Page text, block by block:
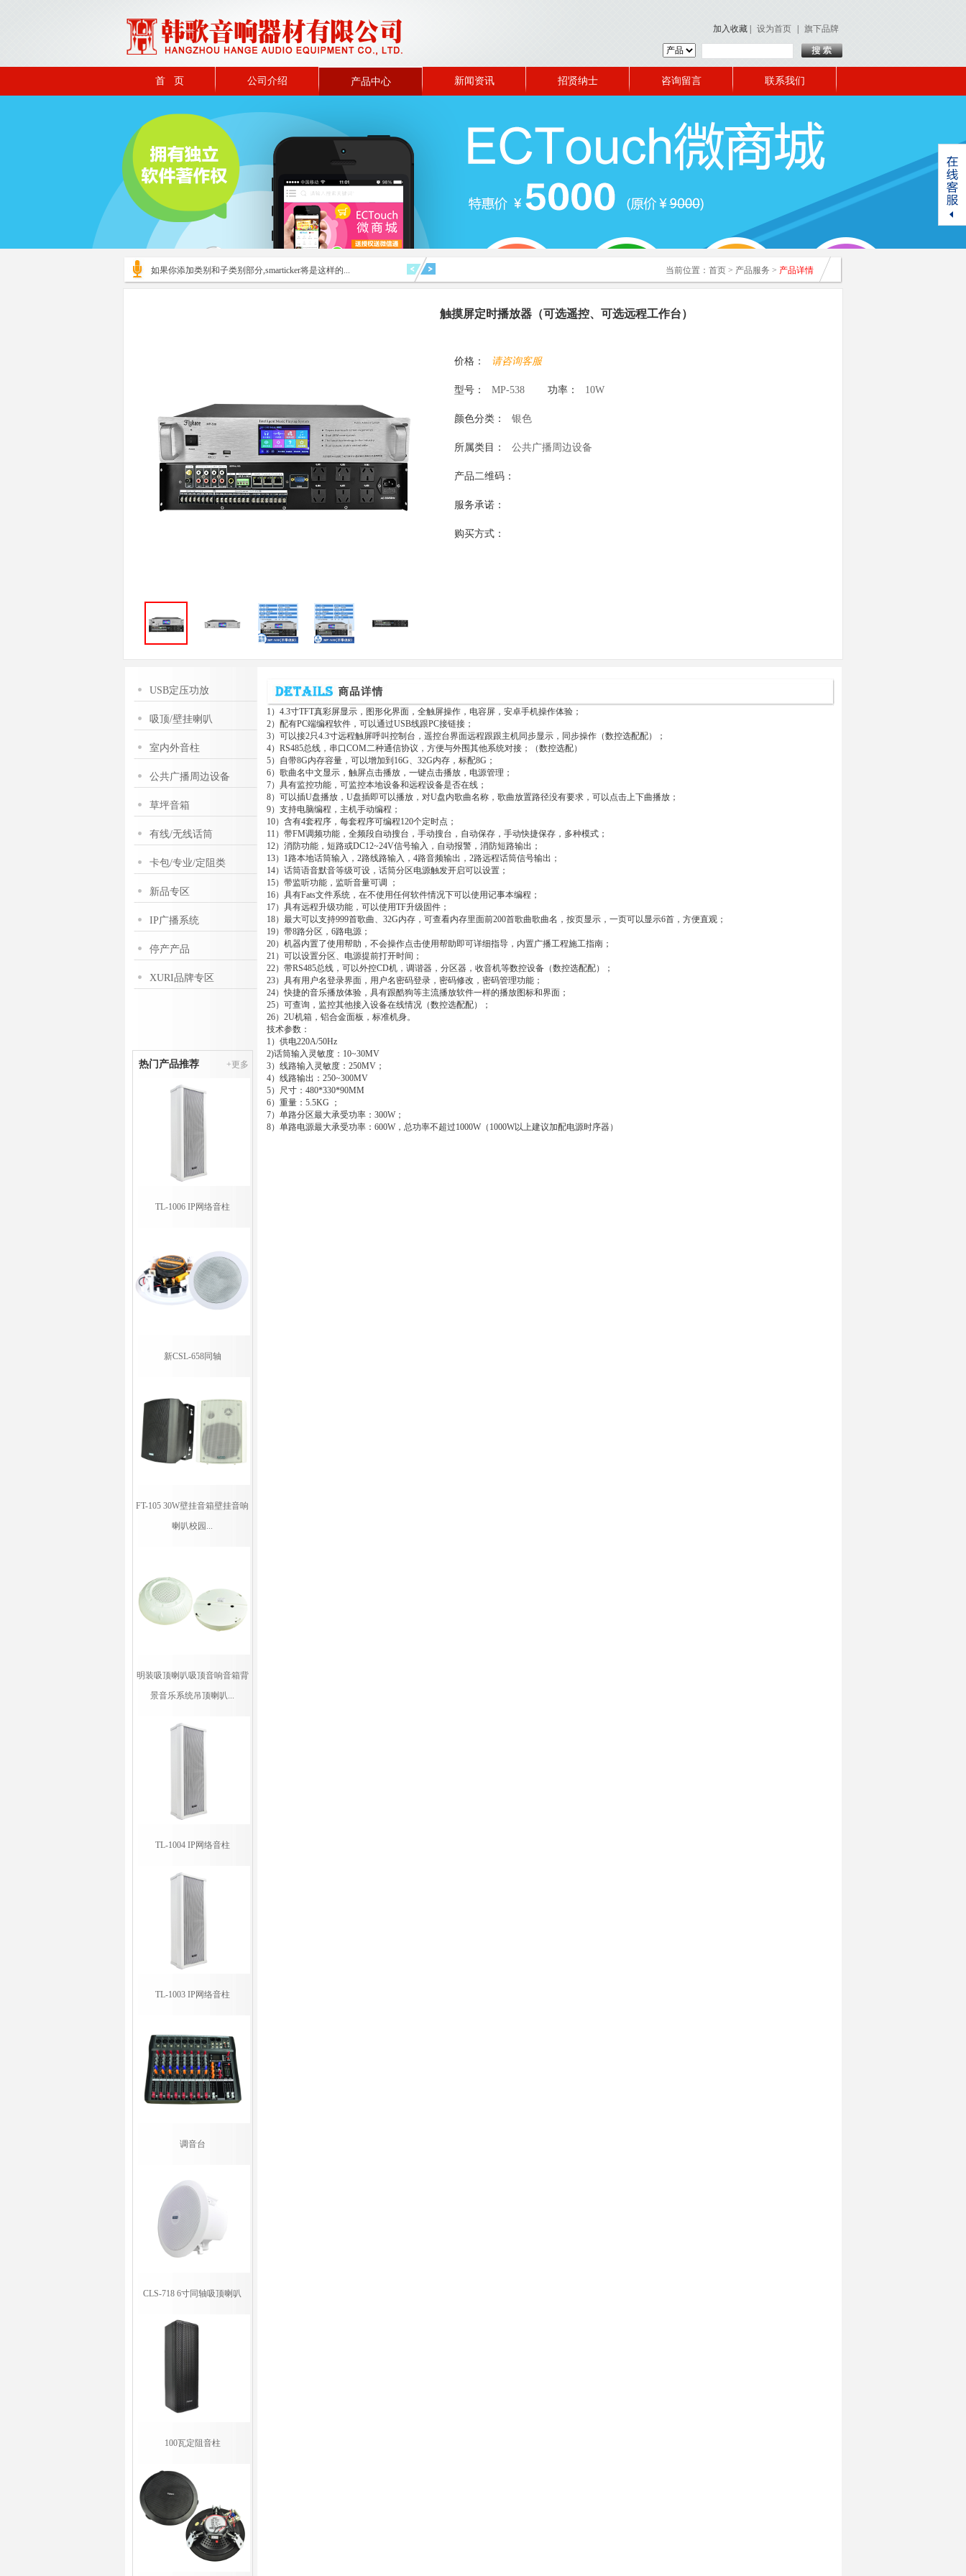
加入收藏 设为首页 旗下品牌
首 页 公司介绍 产品中心 新闻资讯 招贤纳士 咨询留言 联系我们
如果你添加类别和子类别部分,smarticker将是这样的... 当前位置： 首页 > 产品服务 > 产品详情
触摸屏定时播放器（可选遥控、可选远程工作台）
价格： 请咨询客服
型号： MP-538 功率： 10W
颜色分类： 银色
所属类目： 公共广播周边设备
产品二维码：
服务承诺：
购买方式：
USB定压功放
吸顶/壁挂喇叭
室内外音柱
公共广播周边设备
草坪音箱
有线/无线话筒
卡包/专业/定阻类
新品专区
IP广播系统
停产产品
XURI品牌专区
热门产品推荐 +更多
TL-1006 IP网络音柱
新CSL-658同轴
FT-105 30W壁挂音箱壁挂音响
喇叭校园...
明装吸顶喇叭吸顶音响音箱背
景音乐系统吊顶喇叭...
TL-1004 IP网络音柱
TL-1003 IP网络音柱
调音台
CLS-718 6寸同轴吸顶喇叭
100瓦定阻音柱
1）4.3寸TFT真彩屏显示，图形化界面，全触屏操作，电容屏，安卓手机操作体验；
2）配有PC端编程软件，可以通过USB线跟PC接链接；
3）可以接2只4.3寸远程触屏呼叫控制台，遥控台界面远程跟跟主机同步显示，同步操作（数控选配配）；
4）RS485总线，串口COM二种通信协议，方便与外围其他系统对接；（数控选配）
5）自带8G内存容量，可以增加到16G、32G内存，标配8G；
6）歌曲名中文显示，触屏点击播放，一键点击播放，电源管理；
7）具有监控功能，可监控本地设备和远程设备是否在线；
8）可以插U盘播放，U盘插即可以播放，对U盘内歌曲名称，歌曲放置路径没有要求，可以点击上下曲播放；
9）支持电脑编程，主机手动编程；
10）含有4套程序，每套程序可编程120个定时点；
11）带FM调频功能，全频段自动搜台，手动搜台，自动保存，手动快捷保存，多种模式；
12）消防功能，短路或DC12~24V信号输入，自动报警，消防短路输出；
13）1路本地话筒输入，2路线路输入，4路音频输出，2路远程话筒信号输出；
14）话筒语音默音等级可设，话筒分区电源触发开启可以设置；
15）带监听功能，监听音量可调 ；
16）具有Fats文件系统，在不使用任何软件情况下可以使用记事本编程；
17）具有远程升级功能，可以使用TF升级固件；
18）最大可以支持999首歌曲、32G内存，可查看内存里面前200首歌曲歌曲名，按页显示，一页可以显示6首，方便直观；
19）带8路分区，6路电源；
20）机器内置了使用帮助，不会操作点击使用帮助即可详细指导，内置广播工程施工指南；
21）可以设置分区、电源提前打开时间；
22）带RS485总线，可以外控CD机，调谐器，分区器，收音机等数控设备（数控选配配）；
23）具有用户名登录界面，用户名密码登录，密码修改，密码管理功能；
24）快捷的音乐播放体验，具有跟酷狗等主流播放软件一样的播放图标和界面；
25）可查询，监控其他接入设备在线情况（数控选配配）；
26）2U机箱，铝合金面板，标准机身。
技术参数：
1）供电220A/50Hz
2)话筒输入灵敏度：10~30MV
3）线路输入灵敏度：250MV；
4）线路输出：250~300MV
5）尺寸：480*330*90MM
6）重量：5.5KG ；
7）单路分区最大承受功率：300W；
8）单路电源最大承受功率：600W，总功率不超过1000W（1000W以上建议加配电源时序器）